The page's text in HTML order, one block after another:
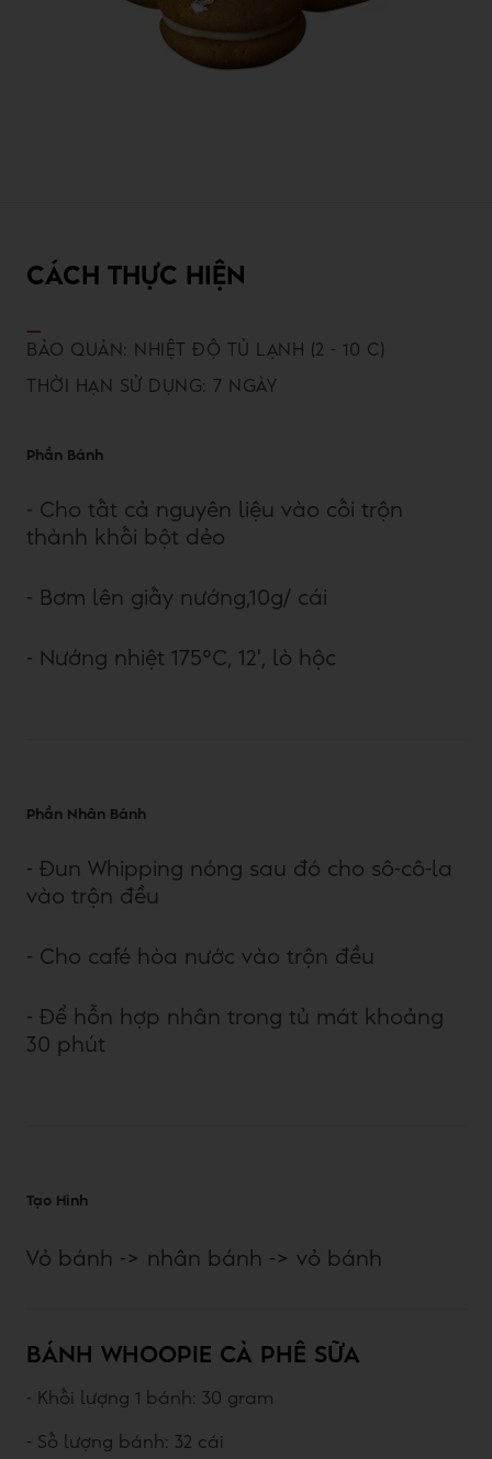
CÁCH THỰC HIỆN
BẢO QUẢN: NHIỆT ĐỘ TỦ LẠNH (2 - 10 C)
THỜI HẠN SỬ DỤNG: 7 NGÀY
Phần Bánh
- Cho tất cả nguyên liệu vào cối trộn
thành khối bột dẻo
- Bơm lên giấy nướng,10g/ cái
- Nướng nhiệt 175°C, 12', lò hộc
Phần Nhân Bánh
- Đun Whipping nóng sau đó cho sô-cô-la
vào trộn đều
- Cho café hòa nước vào trộn đều
- Để hỗn hợp nhân trong tủ mát khoảng
30 phút
Tạo Hình
Vỏ bánh -> nhân bánh -> vỏ bánh
BÁNH WHOOPIE CÀ PHÊ SỮA
- Khối lượng 1 bánh: 30 gram
- Số lượng bánh: 32 cái